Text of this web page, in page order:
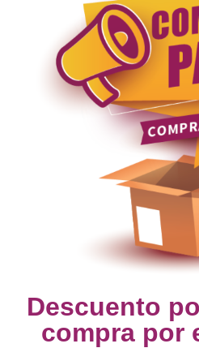
Descuento
compra por